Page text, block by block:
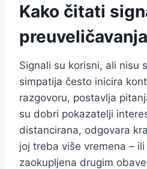
Kako čitati
preuveličavanja
Signali su korisni, ali nisu
simpatija često inicira
razgovoru, postavlja
su dobri pokazatelji
distancirana, odgovara
joj treba više vremena –
zaokupljena drugim